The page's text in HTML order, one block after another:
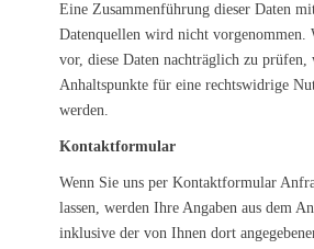
Eine Zusammenführung dieser Daten
Datenquellen wird nicht vorgenommen.
vor, diese Daten nachträglich zu prüfen,
Anhaltspunkte für eine rechtswidrige
werden.
Kontaktformular
Wenn Sie uns per Kontaktformular
lassen, werden Ihre Angaben aus dem
inklusive der von Ihnen dort